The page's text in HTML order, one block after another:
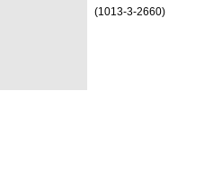
(1013-3-2660)